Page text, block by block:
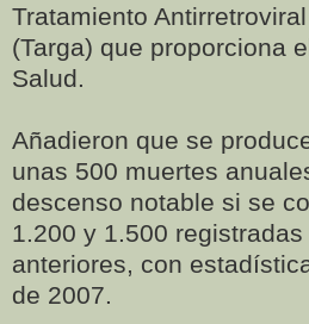
Tratamiento
(Targa) que proporciona
Salud.
Añadieron que se
unas 500 muertes
descenso notable si se
1.200 y 1.500
anteriores, con
de 2007.